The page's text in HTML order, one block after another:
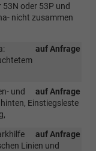
oder 53P und
nicht zusammen
auf Anfrage
auf Anfrage
und
Einstiegsleste
auf Anfrage
Linien und